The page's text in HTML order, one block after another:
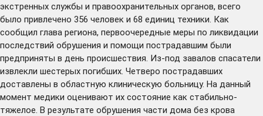
экстренных службы и правоохранительных органов, всего
было привлечено 356 человек и 68 единиц техники. Как
сообщил глава региона, первоочередные меры по ликвидации
последствий обрушения и помощи пострадавшим были
предприняты в день происшествия. Из-под завалов спасатели
извлекли шестерых погибших. Четверо пострадавших
доставлены в областную клиническую больницу. На данный
момент медики оценивают их состояние как стабильно-
тяжелое. В результате обрушения части дома без крова